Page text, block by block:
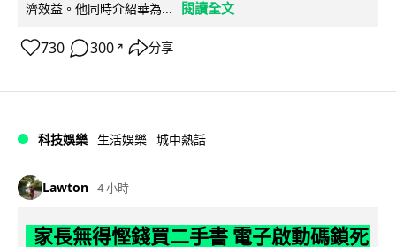
濟效益。他同時介紹華為...
閱讀全文
730 300 ↗ 分享
科技娛樂 生活娛樂 城中熱話
Lawton 4 小時
家長無得慳錢買二手書 電子啟動碼鎖死